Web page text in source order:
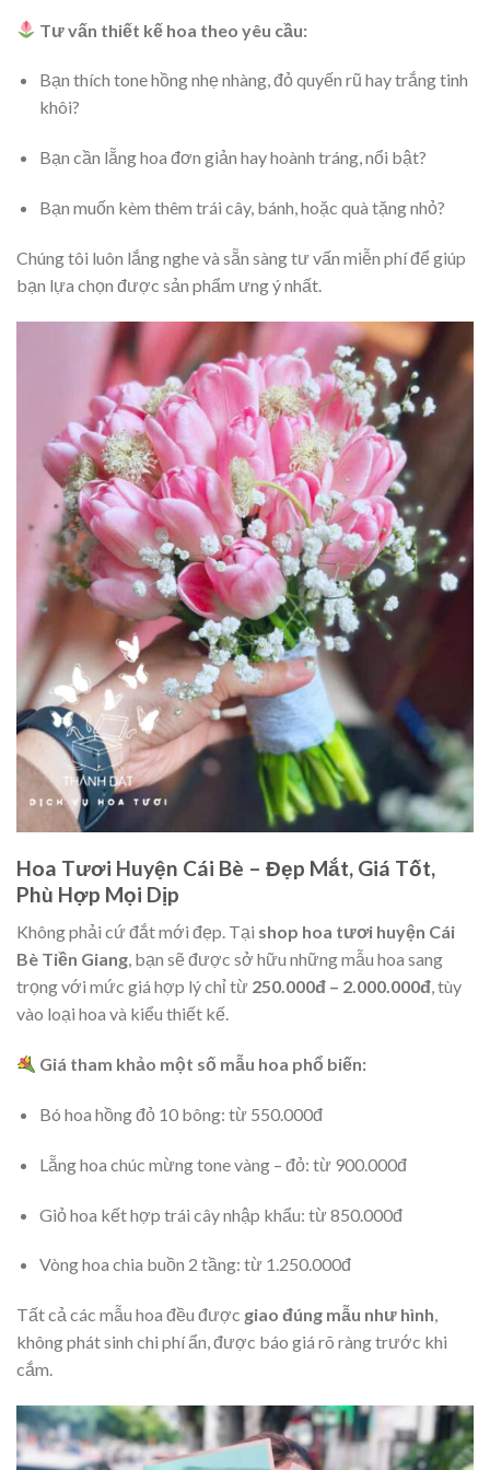
Tư vấn thiết kế hoa theo yêu cầu:
Bạn thích tone hồng nhẹ nhàng, đỏ quyến rũ hay trắng tinh
khôi?
Bạn cần lẵng hoa đơn giản hay hoành tráng, nổi bật?
Bạn muốn kèm thêm trái cây, bánh, hoặc quà tặng nhỏ?
Chúng tôi luôn lắng nghe và sẵn sàng tư vấn miễn phí để giúp
bạn lựa chọn được sản phẩm ưng ý nhất.
Hoa Tươi Huyện Cái Bè – Đẹp Mắt, Giá Tốt,
Phù Hợp Mọi Dịp
Không phải cứ đắt mới đẹp. Tại shop hoa tươi huyện Cái
Bè Tiền Giang, bạn sẽ được sở hữu những mẫu hoa sang
trọng với mức giá hợp lý chỉ từ 250.000đ – 2.000.000đ, tùy
vào loại hoa và kiểu thiết kế.
Giá tham khảo một số mẫu hoa phổ biến:
Bó hoa hồng đỏ 10 bông: từ 550.000đ
Lẵng hoa chúc mừng tone vàng – đỏ: từ 900.000đ
Giỏ hoa kết hợp trái cây nhập khẩu: từ 850.000đ
Vòng hoa chia buồn 2 tầng: từ 1.250.000đ
Tất cả các mẫu hoa đều được giao đúng mẫu như hình,
không phát sinh chi phí ẩn, được báo giá rõ ràng trước khi
cắm.